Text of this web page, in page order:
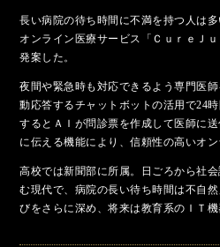
長い病院の待ち時間に不満を持つ人は
オンライン医療サービス「ＣｕｒｅＪ
発案した。
夜間や緊急時も対応できるよう専門医
動応答するチャットボットの活用で24
するとＡＩが問診票を作成して医師に
に伝える機能により、信頼性の高いオン
高校では新聞部に所属。日ごろから社
む現代で、病院の長い待ち時間は不自
びをさらに深め、将来は教育系のＩＴ